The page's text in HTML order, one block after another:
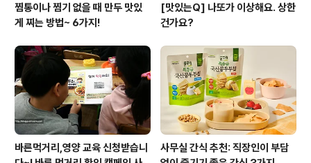
찜통이나 찜기 없을 때 만두 맛있
게 찌는 방법~ 6가지!
[맛있는Q] 나또가 이상해요. 상한
건가요?
바른먹거리,영양 교육 신청받습니
사무실 간식 추천: 직장인이 부담